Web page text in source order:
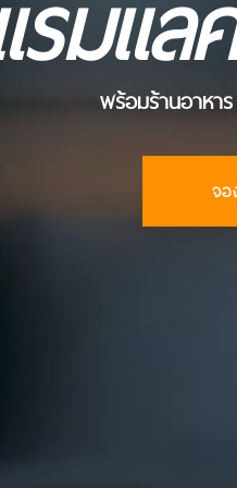
รมแ
พร้อมร้านอาหา
จ